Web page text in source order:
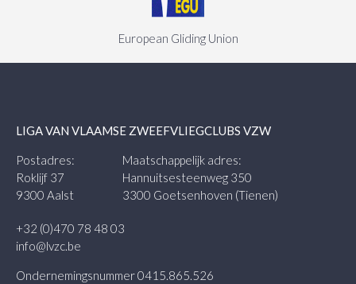
European Gliding Union
LIGA VAN VLAAMSE ZWEEFVLIEGCLUBS VZW
Postadres:
Roklijf 37
9300 Aalst
Maatschappelijk adres:
Hannuitsesteenweg 350
3300 Goetsenhoven (Tienen)
+32 (0)470 78 48 03
info@lvzc.be
Ondernemingsnummer 0415.865.526